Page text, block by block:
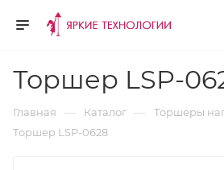
Торшер LSP-
Главная — Каталог — Торшеры
Торшер LSP-0628